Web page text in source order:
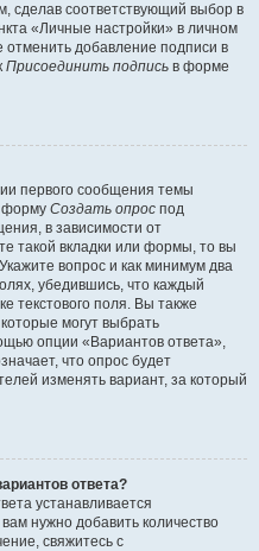
сделав соответствующий выбор в
«Личные настройки» в личном
добавление подписи в
Присоединить подпись в форме
первого сообщения темы
форму Создать опрос под
в зависимости от
такой вкладки или формы, то вы
вопрос и как минимум два
убедившись, что каждый
текстового поля. Вы также
могут выбрать
опции «Вариантов ответа»,
что опрос будет
изменять вариант, за который
ответа?
устанавливается
нужно добавить количество
свяжитесь с